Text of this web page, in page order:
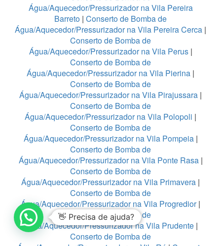
Água/Aquecedor/Pressurizador na Vila Pereira
Barreto | Conserto de Bomba de
Água/Aquecedor/Pressurizador na Vila Pereira Cerca |
Conserto de Bomba de
Água/Aquecedor/Pressurizador na Vila Perus|
Conserto de Bomba de
Água/Aquecedor/Pressurizador na Vila Pierina |
Conserto de Bomba de
Água/Aquecedor/Pressurizador na Vila Pirajussara |
Conserto de Bomba de
Água/Aquecedor/Pressurizador na Vila Polopoli |
Conserto de Bomba de
Água/Aquecedor/Pressurizador na Vila Pompeia|
Conserto de Bomba de
Água/Aquecedor/Pressurizador na Vila Ponte Rasa|
Conserto de Bomba de
Água/Aquecedor/Pressurizador na Vila Primavera |
Conserto de Bomba de
Água/Aquecedor/Pressurizador na Vila Progredior|
Conserto de Bomba de
Água/Aquecedor/Pressurizador na Vila Prudente |
Conserto de Bomba de
👋 Precisa de ajuda?